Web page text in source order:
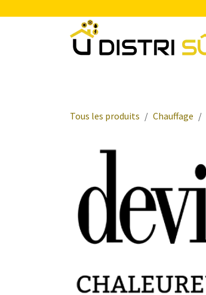
Tous les produits Chauffage